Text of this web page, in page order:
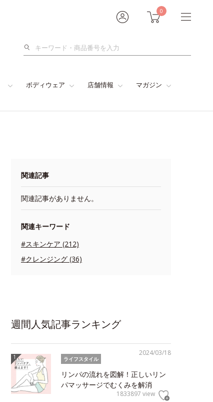
0
検
ボディウェア 店舗情報 マガジン
関連記事
関連記事がありません。
関連キーワード
#スキンケア (212)
#クレンジング (36)
週間人気記事ランキング
2024/03/18
ライフスタイル
リンパの流れを図解！正しいリン
パマッサージでむくみを解消
1833897 view